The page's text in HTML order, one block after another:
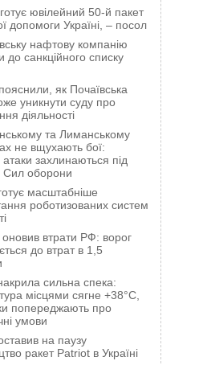
ювілейний 50-й пакет
допомоги Україні, – посол
нафтову компанію
до санкційного списку
як Почаївська
уникнути суду про
діяльності
та Лиманському
не вщухають бої:
атаки захлинаються під
Сил оборони
масштабніше
роботизованих систем
втрати РФ: ворог
до втрат в 1,5
сильна спека:
місцями сягне +38°C,
попереджають про
умови
на паузу
ракет Patriot в Україні